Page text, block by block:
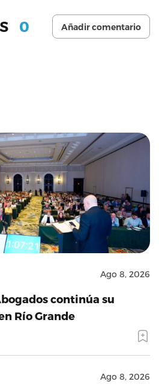
0 Añadir comentario
Ago 8, 2026
continúa su
Río Grande
Ago 8, 2026